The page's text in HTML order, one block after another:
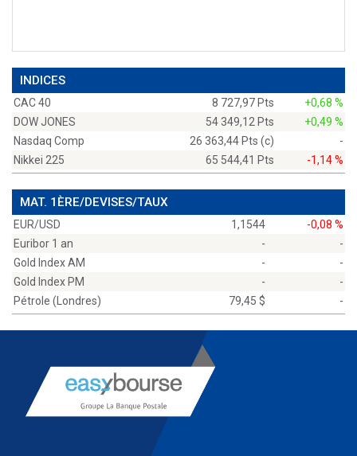
INDICES
CAC 40 8 727,97 Pts
+0,68 %
DOW JONES
54 349,12 Pts
+0,49 %
Nasdaq Comp
26 363,44 Pts (c)
-
Nikkei 225
65 544,41 Pts -1,14 %
MAT. 1ÈRE/DEVISES/TAUX
EUR/USD 1,1544
-0,08 %
Euribor 1 an
-
-
Gold Index AM
-
-
Gold Index PM
-
-
Pétrole (Londres)
79,45 $ -